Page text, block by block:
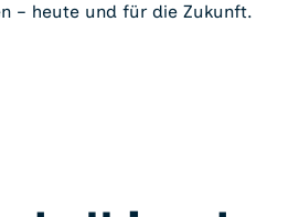
– heute und für die Zukunft.